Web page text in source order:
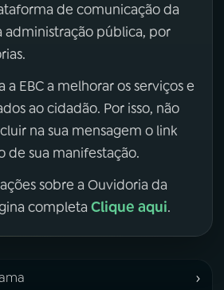
de comunicação da
administração pública, por
a EBC a melhorar os serviços e
ao cidadão. Por isso, não
na sua mensagem o link
de sua manifestação.
sobre a Ouvidoria da
completa Clique aqui.
›